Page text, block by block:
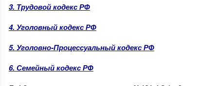
3. Трудовой кодекс РФ
4. Уголовный кодекс РФ
5. Уголовно-Процессуальный кодекс РФ
6. Семейный кодекс РФ